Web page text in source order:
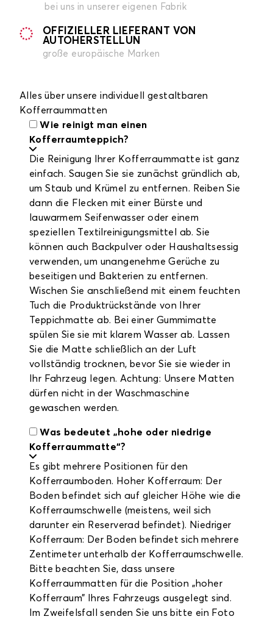
bei uns in unserer eigenen Fabrik
OFFIZIELLER LIEFERANT VON
AUTOHERSTELLUN
große europäische Marken
Alles über unsere individuell gestaltbaren
Kofferraummatten
Wie reinigt man einen
Kofferraumteppich?
Die Reinigung Ihrer Kofferraummatte ist ganz
einfach. Saugen Sie sie zunächst gründlich ab,
um Staub und Krümel zu entfernen. Reiben Sie
dann die Flecken mit einer Bürste und
lauwarmem Seifenwasser oder einem
speziellen Textilreinigungsmittel ab. Sie
können auch Backpulver oder Haushaltsessig
verwenden, um unangenehme Gerüche zu
beseitigen und Bakterien zu entfernen.
Wischen Sie anschließend mit einem feuchten
Tuch die Produktrückstände von Ihrer
Teppichmatte ab. Bei einer Gummimatte
spülen Sie sie mit klarem Wasser ab. Lassen
Sie die Matte schließlich an der Luft
vollständig trocknen, bevor Sie sie wieder in
Ihr Fahrzeug legen. Achtung: Unsere Matten
dürfen nicht in der Waschmaschine
gewaschen werden.
Was bedeutet „hohe oder niedrige
Kofferraummatte“?
Es gibt mehrere Positionen für den
Kofferraumboden. Hoher Kofferraum: Der
Boden befindet sich auf gleicher Höhe wie die
Kofferraumschwelle (meistens, weil sich
darunter ein Reserverad befindet). Niedriger
Kofferraum: Der Boden befindet sich mehrere
Zentimeter unterhalb der Kofferraumschwelle.
Bitte beachten Sie, dass unsere
Kofferraummatten für die Position „hoher
Kofferraum” Ihres Fahrzeugs ausgelegt sind.
Im Zweifelsfall senden Sie uns bitte ein Foto